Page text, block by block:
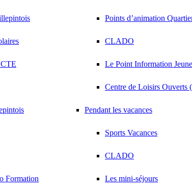
Formation
Points d’animation
CLADO
Le Point Information
Centre de Loisirs Ouverts
Pendant les vacances
Sports Vacances
CLADO
Les mini-séjours